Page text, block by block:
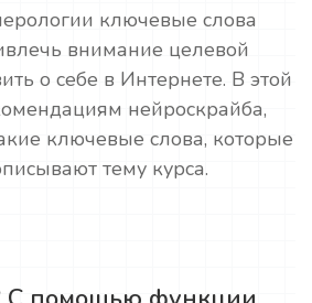
ключевые слова
внимание целевой
о себе в Интернете. В этой
нейроскрайба,
ключевые слова, которые
тему курса.